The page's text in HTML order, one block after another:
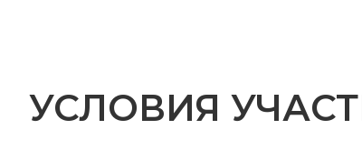
УСЛОВИЯ